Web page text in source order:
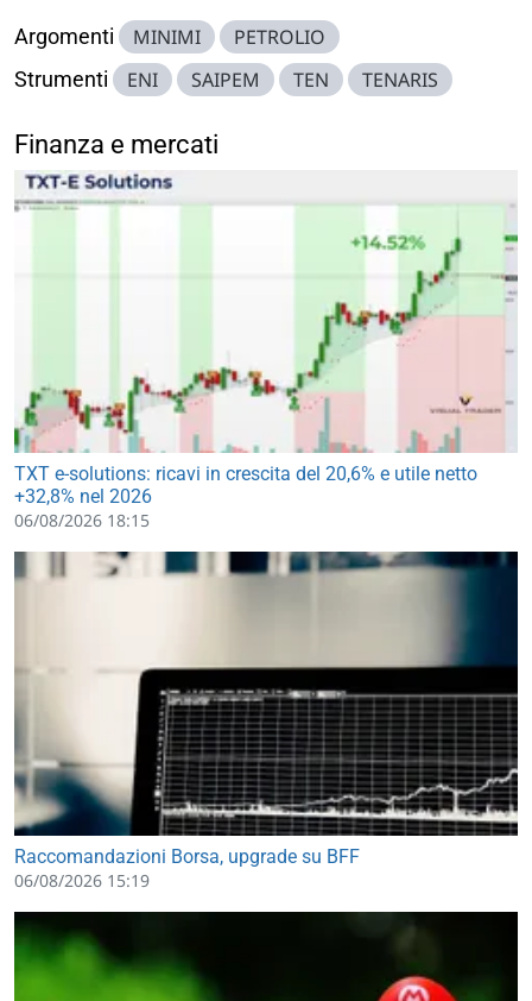
Argomenti MINIMI PETROLIO
Strumenti ENI SAIPEM TEN TENARIS
Finanza e mercati
TXT e-solutions: ricavi in crescita del 20,6% e utile netto
+32,8% nel 2026
06/08/2026 18:15
Raccomandazioni Borsa, upgrade su BFF
06/08/2026 15:19